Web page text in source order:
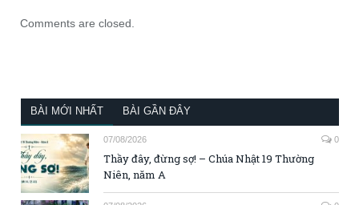
Comments are closed.
BÀI MỚI NHẤT BÀI GẦN ĐÂY
07/08/2026 0
Thầy đây, đừng sợ! – Chúa Nhật 19 Thường
Niên, năm A